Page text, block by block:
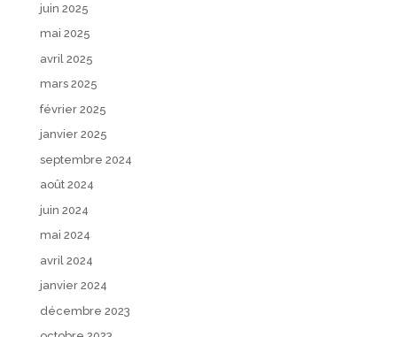
juin 2025
mai 2025
avril 2025
mars 2025
février 2025
janvier 2025
septembre 2024
août 2024
juin 2024
mai 2024
avril 2024
janvier 2024
décembre 2023